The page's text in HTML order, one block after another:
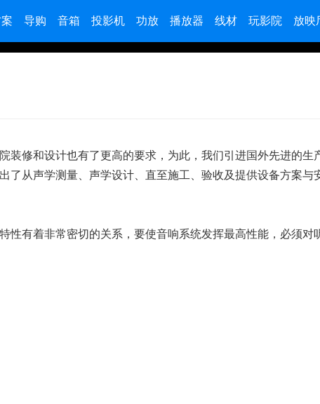
导购 音箱 投影机 功放 播放器 线材 玩影院 放映
装修和设计也有了更高的要求，为此，我们引进国外先进的生
了从声学测量、声学设计、直至施工、验收及提供设备方案与
性有着非常密切的关系，要使音响系统发挥最高性能，必须对